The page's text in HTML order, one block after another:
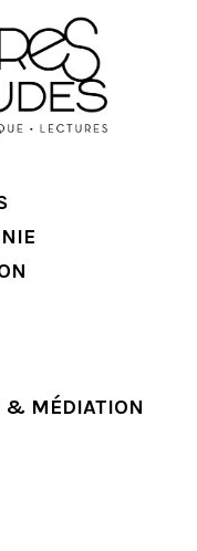
& MÉDIATION